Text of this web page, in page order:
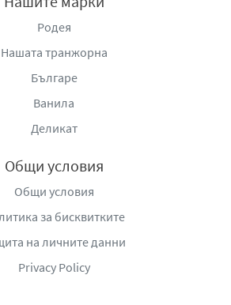
абсорбираща
дишащи материали, които
ден. С тези превръзки ще се
и сигурни, без да жертвате комфорт
Родея
Нашата транжорна
Българе
Ванила
Деликат
Общи условия
Общи условия
за бисквитките
на личните данни
Privacy Policy